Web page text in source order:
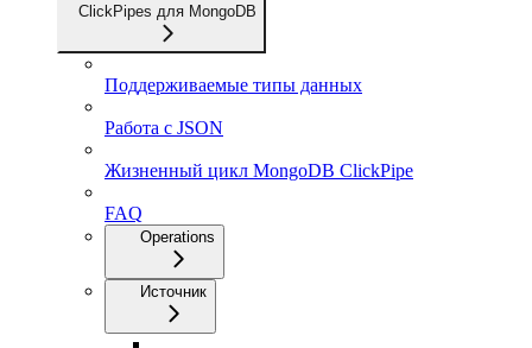
ClickPipes для MongoDB
Поддерживаемые типы данных
Работа с JSON
Жизненный цикл MongoDB ClickPipe
FAQ
Operations
Источник